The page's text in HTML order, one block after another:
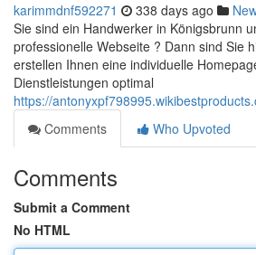
karimmdnf592271 338 days ago
Sie sind ein Handwerker in Königsbrunn
professionelle Webseite ? Dann sind Sie
erstellen Ihnen eine individuelle
Dienstleistungen optimal
https://
Comments
Who Upvoted
Comments
Submit a Comment
No HTML